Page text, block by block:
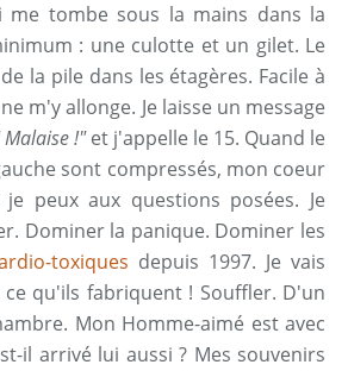
tombe sous la mains dans la
: une culotte et un gilet. Le
la pile dans les étagères. Facile à
m'y allonge. Je laisse un message
Malaise !"et j'appelle le 15. Quand le
sont compressés, mon coeur
peux aux questions posées. Je
Dominer la panique. Dominer les
toxiques depuis 1997. Je vais
qu'ils fabriquent ! Souffler. D'un
Mon Homme-aimé est avec
il arrivé lui aussi ? Mes souvenirs